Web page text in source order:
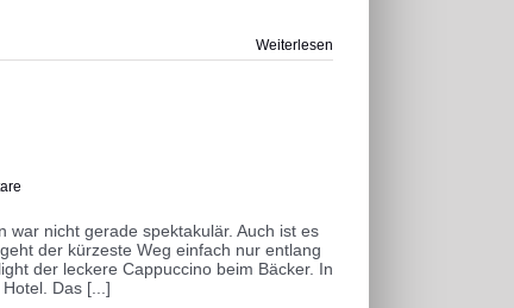
Weiterlesen
war nicht gerade spektakulär. Auch ist es
der kürzeste Weg einfach nur entlang
der leckere Cappuccino beim Bäcker. In
Das [...]